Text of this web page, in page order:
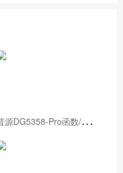
普
源DG5358-Pro函数/任意波形发生器